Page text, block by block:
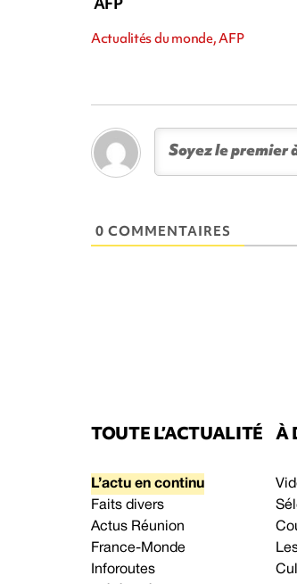
Actualités du monde, AFP
0 COMMENTAIRES
TOUTE L’ACTUALITÉ
L’actu en continu
Faits divers
Actus Réunion
France-Monde
Inforoutes
À